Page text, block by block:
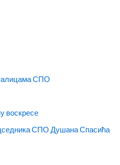
СПО
воскресе
СПО Душана Спасића